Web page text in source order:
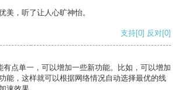
美，听了让人心旷神怡。
支持[0] 反对[0]
有点单一，可以增加一些新功能。比如，可以增加
能，这样就可以根据网络情况自动选择最优的线